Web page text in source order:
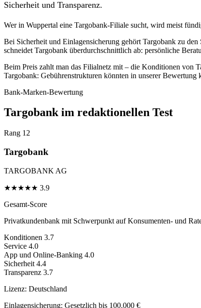
Sicherheit und Transparenz.
Wer in Wuppertal eine Targobank-Filiale sucht, wird meist
Bei Sicherheit und Einlagensicherung gehört Targobank zu
schneidet Targobank überdurchschnittlich ab: persönliche
Beim Preis zahlt man das Filialnetz mit – die Konditionen von
Targobank: Gebührenstrukturen könnten in unserer Bewertung
Bank-Marken-Bewertung
Targobank im redaktionellen Test
Rang 12
Targobank
TARGOBANK AG
★★★★★ 3.9
Gesamt-Score
Privatkundenbank mit Schwerpunkt auf Konsumenten- und
Konditionen 3.7
Service 4.0
App und Online-Banking 4.0
Sicherheit 4.4
Transparenz 3.7
Lizenz: Deutschland
Einlagensicherung: Gesetzlich bis 100.000 €